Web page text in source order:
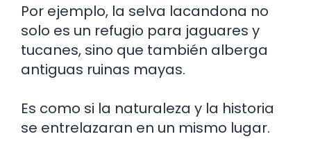
Por ejemplo, la selva lacandona no
solo es un refugio para jaguares y
tucanes, sino que también alberga
antiguas ruinas mayas.
Es como si la naturaleza y la historia
se entrelazaran en un mismo lugar.